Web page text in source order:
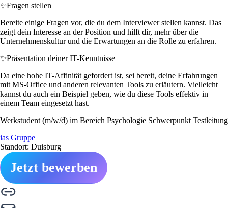
✨Fragen stellen
Bereite einige Fragen vor, die du dem Interviewer stellen kannst. Das
zeigt dein Interesse an der Position und hilft dir, mehr über die
Unternehmenskultur und die Erwartungen an die Rolle zu erfahren.
✨Präsentation deiner IT-Kenntnisse
Da eine hohe IT-Affinität gefordert ist, sei bereit, deine Erfahrungen
mit MS-Office und anderen relevanten Tools zu erläutern. Vielleicht
kannst du auch ein Beispiel geben, wie du diese Tools effektiv in
einem Team eingesetzt hast.
Werkstudent (m/w/d) im Bereich Psychologie Schwerpunkt Testleitung
ias Gruppe
Standort: Duisburg
Jetzt bewerben